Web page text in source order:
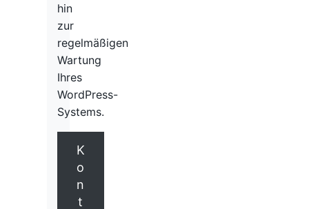
hin
zur
regelmäßigen
Wartung
Ihres
WordPress-
Systems.
K
o
n
t